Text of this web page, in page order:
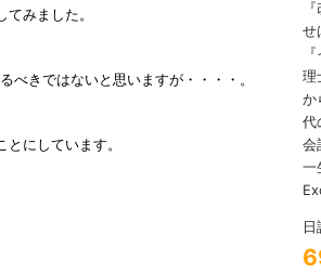
みました。
きではないと思いますが・・・・。
にしています。
せ
理
か
代
会
一